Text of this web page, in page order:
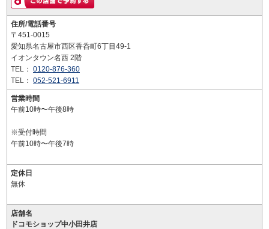
住所/電話番号
〒451-0015
愛知県名古屋市西区香呑町6丁目49-1
イオンタウン名西 2階
TEL： 0120-876-360
TEL： 052-521-6911
営業時間
午前10時〜午後8時
※受付時間
午前10時〜午後7時
定休日
無休
店舗名
ドコモショップ中小田井店